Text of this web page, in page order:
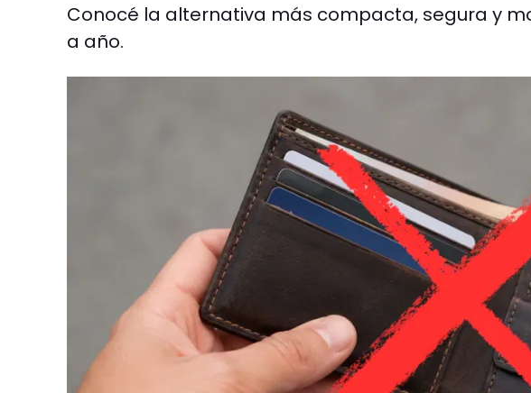
Conocé la alternativa más compacta, segura y
a año.